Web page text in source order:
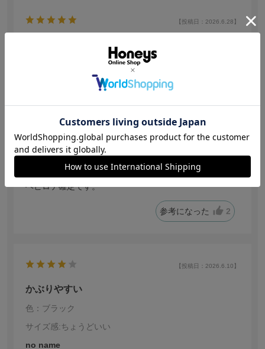
【投稿日：2026.6.28】
:ちょうどいい
靴のサイズ:24.0cm
「無地でアイボリー」いうキャップはなかなか見つから
探していた物がドンピシャでありました。
ヘビロテ確定です。
参考になった 2
【投稿日：2026.6.10】
かぶりやすい
色：ブラック
サイズ感:ちょうどいい
no name